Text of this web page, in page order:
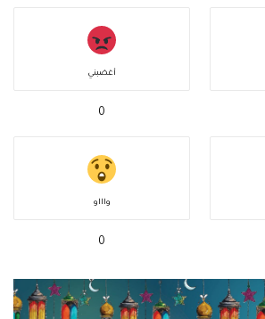
أغضبني
0
واااو
0